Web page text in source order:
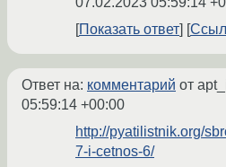
Показать ответ
Ответ на: комментарий от
05:59:14 +00:00
http://pyatilistnik.org/
7-i-cetnos-6/